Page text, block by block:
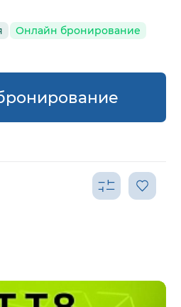
Онлайн бронирование